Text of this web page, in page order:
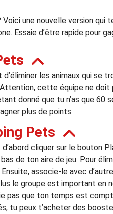
une nouvelle version
Essaie d’être rapide pour
les animaux qui se
cette équipe ne
donné que tu n’as que
plus de points.
Pets
cliquer sur le bouton
de ton aire de jeu. Pour
associe-le avec
le groupe est important en
pas que ton temps est
tu peux t’acheter des